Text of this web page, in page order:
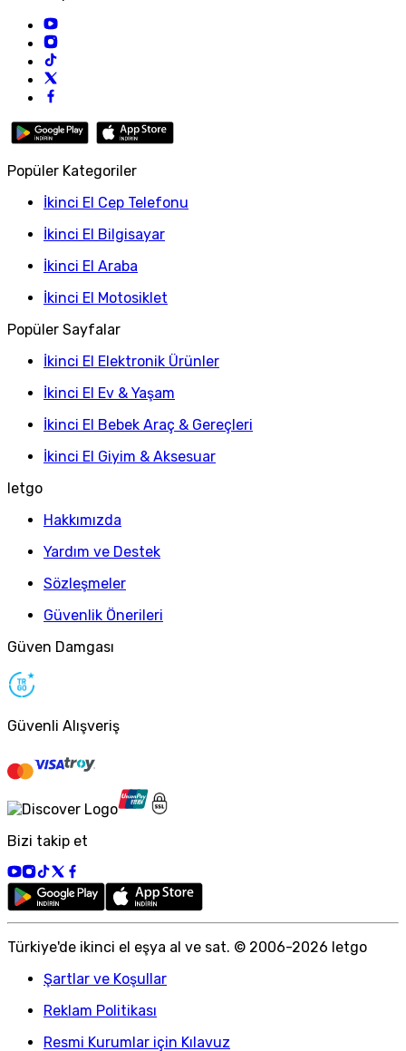
Popüler Kategoriler
İkinci El Cep Telefonu
İkinci El Bilgisayar
İkinci El Araba
İkinci El Motosiklet
Popüler Sayfalar
İkinci El Elektronik Ürünler
İkinci El Ev & Yaşam
İkinci El Bebek Araç & Gereçleri
İkinci El Giyim & Aksesuar
letgo
Hakkımızda
Yardım ve Destek
Sözleşmeler
Güvenlik Önerileri
Güven Damgası
Güvenli Alışveriş
Bizi takip et
Türkiye'de ikinci el eşya al ve sat. © 2006-2026 letgo
Şartlar ve Koşullar
Reklam Politikası
Resmi Kurumlar için Kılavuz